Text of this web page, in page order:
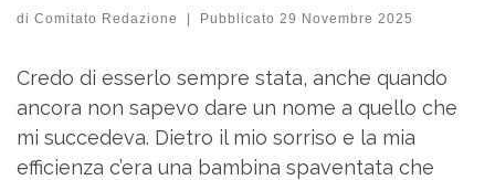
di Comitato Redazione | Pubblicato 29 Novembre 2025
Credo di esserlo sempre stata, anche quando
ancora non sapevo dare un nome a quello che
mi succedeva. Dietro il mio sorriso e la mia
efficienza c’era una bambina spaventata che